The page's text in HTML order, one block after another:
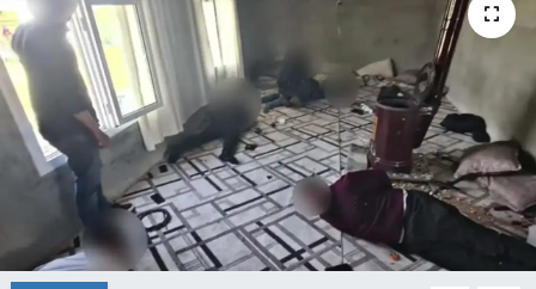
Genel
Güncel
Gündem
İlim & İrfan
Kültür & Sanat